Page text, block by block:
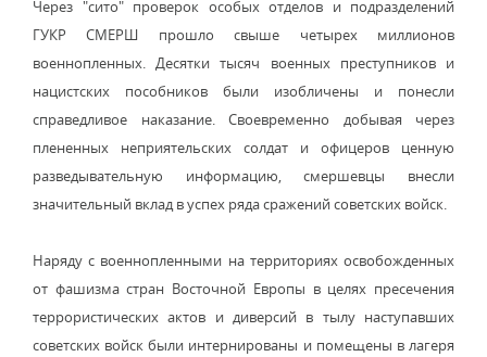
Через "сито" проверок особых отделов и подразделений
ГУКР СМЕРШ прошло свыше четырех миллионов
военнопленных. Десятки тысяч военных преступников и
нацистских пособников были изобличены и понесли
справедливое наказание. Своевременно добывая через
плененных неприятельских солдат и офицеров ценную
разведывательную информацию, смершевцы внесли
значительный вклад в успех ряда сражений советских войск.
Наряду с военнопленными на территориях освобожденных
от фашизма стран Восточной Европы в целях пресечения
террористических актов и диверсий в тылу наступавших
советских войск были интернированы и помещены в лагеря